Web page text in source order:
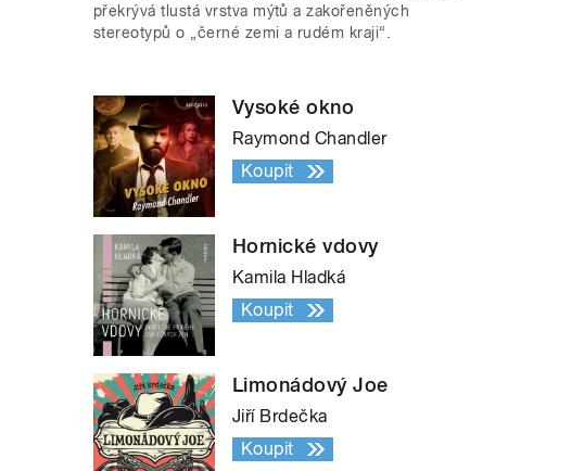
překrývá tlustá vrstva mýtů a zakořeněných
stereotypů o „černé zemi a rudém kraji“.
Vysoké okno
Raymond Chandler
Koupit
Hornické vdovy
Kamila Hladká
Koupit
Limonádový Joe
Jiří Brdečka
Koupit